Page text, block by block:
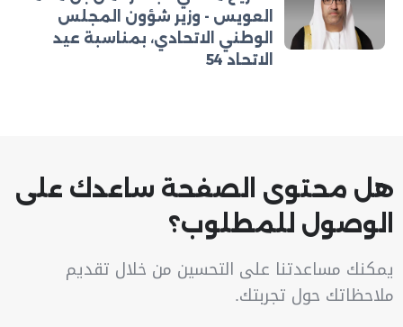
العويس - وزير شؤون المجلس
الوطني الاتحادي، بمناسبة عيد
الاتحاد 54
هل محتوى الصفحة ساعدك على
الوصول للمطلوب؟
يمكنك مساعدتنا على التحسين من خلال تقديم
ملاحظاتك حول تجربتك.